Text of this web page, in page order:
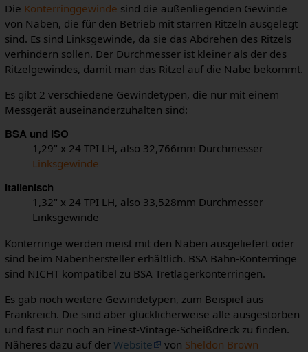
Die Konterringgewinde sind die außenliegenden Gewinde
von Naben, die für den Betrieb mit starren Ritzeln ausgelegt
sind. Es sind Linksgewinde, da sie das Abdrehen des Ritzels
verhindern sollen. Der Durchmesser ist kleiner als der des
Ritzelgewindes, damit man das Ritzel auf die Nabe bekommt.
Es gibt 2 verschiedene Gewindetypen, die nur mit einem
Messgerät auseinanderzuhalten sind:
BSA und ISO
1,29" x 24 TPI LH, also 32,766mm Durchmesser
Linksgewinde
Italienisch
1,32" x 24 TPI LH, also 33,528mm Durchmesser
Linksgewinde
Konterringe werden meist mit den Naben ausgeliefert oder
sind beim Nabenhersteller erhältlich. BSA Bahn-Konterringe
sind NICHT kompatibel zu BSA Tretlagerkonterringen.
Es gab noch weitere Gewindetypen, zum Beispiel aus
Frankreich. Die sind aber glücklicherweise alle ausgestorben
und fast nur noch an Finest-Vintage-Scheißdreck zu finden.
Näheres dazu auf der Website von Sheldon Brown